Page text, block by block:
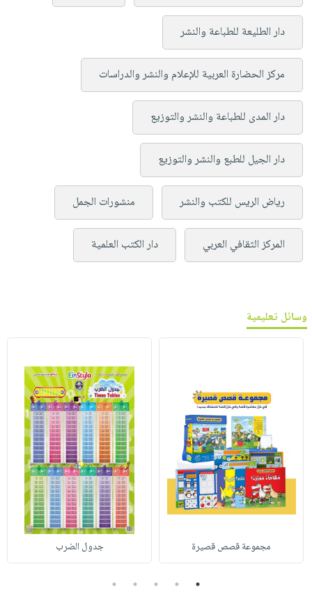
دار الطليعة للطباعة والنشر
مركز الحضارة العربية للإعلام والنشر والدراسات
دار المدى للطباعة والنشر والتوزيع
دار الجيل للطبع والنشر والتوزيع
رياض الريس للكتب والنشر منشورات الجمل
المركز الثقافي العربي دار الكتب العلمية
وسائل تعليمية
مجموعة قصص قصيرة جدول الضرب
1
2
3
4
5